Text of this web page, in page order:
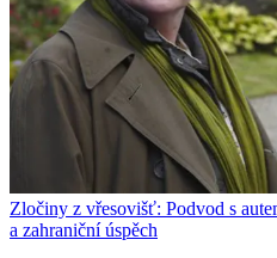
Zločiny z vřesovišť: Podvod s
a zahraniční úspěch